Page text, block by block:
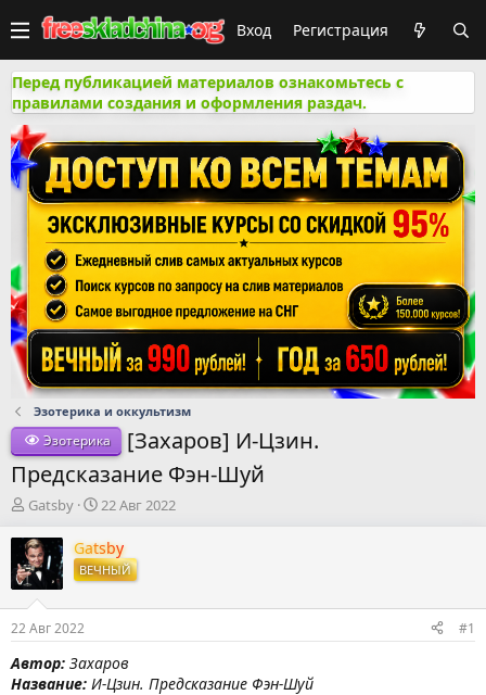
Вход Регистрация
Перед публикацией материалов ознакомьтесь с
правилами создания и оформления раздач.
Эзотерика и оккультизм
Эзотерика
[Захаров] И-Цзин.
Предсказание Фэн-Шуй
А
т
о
р
т
е
м
ы
Gatsby
Д
т
а
н
а
л
а
22 Авг 2022
Gatsby
ВЕЧНЫЙ
22 Авг 2022 #1
Автор: Захаров
Название: И-Цзин. Предсказание Фэн-Шуй